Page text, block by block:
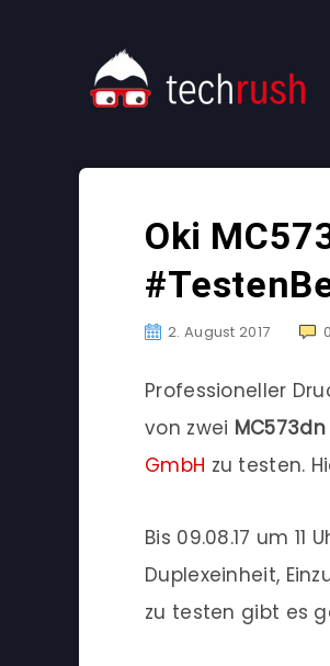
Oki
2. August 2017 0
Professioneller
von zwei MC573dn
GmbH zu testen.
Bis 09.08.17 um
Duplexeinheit,
zu testen gibt es